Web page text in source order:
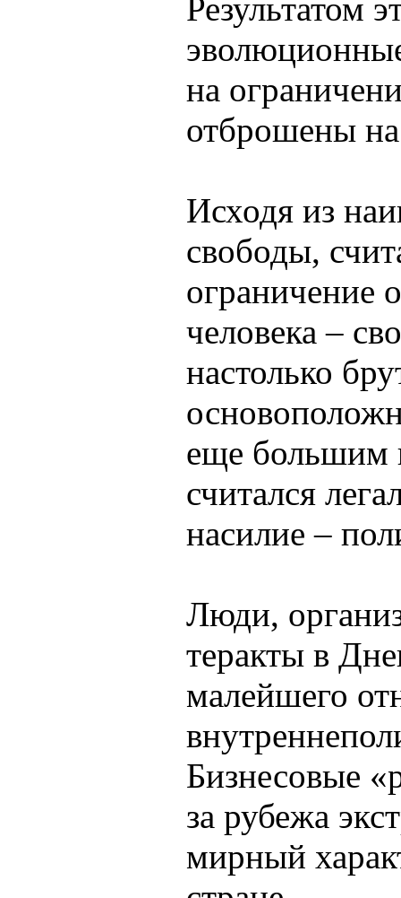
Результатом
на
отброшены на
Исходя из
свободы,
ограничение
человека –
настолько
еще большим
считался
насилие –
Люди,
теракты в
малейшего
Бизнесовые
за рубежа
мирный